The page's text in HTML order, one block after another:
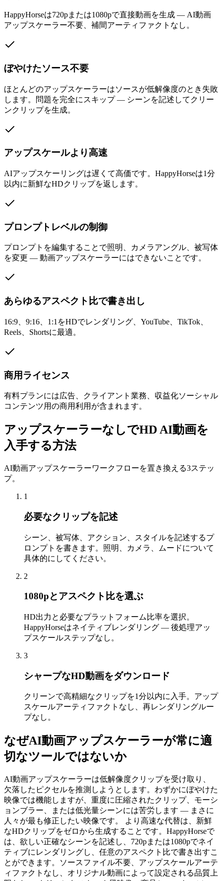
HappyHorseは720pまたは1080pで直接動画を生成 — AI動画
アップスケーラー不要、補間アーティファクトなし。
ぼやけたソース不要
ほとんどのアップスケーラーはソースが低解像度のとき失敗
します。問題を完全にスキップ — シーンを記述してクリー
ンクリップを生成。
アップスケールより高速
AIアップスケーリングは遅くて高価です。HappyHorseは1分
以内に新鮮なHDクリップを返します。
プロンプトレベルの制御
プロンプトを編集することで照明、カメラアングル、被写体
を変更 — 動画アップスケーラーにはできないことです。
あらゆるアスペクト比で書き出し
16:9、9:16、1:1をHDでレンダリング、YouTube、TikTok、
Reels、Shortsに最適。
商用ライセンス
有料プランには広告、クライアント業務、収益化ソーシャル
コンテンツ用の商用利用が含まれます。
アップスケーラーなしでHD AI動画を
入手する方法
AI動画アップスケーラーワークフローを置き換える3ステッ
プ。
1
必要なクリップを記述
シーン、被写体、アクション、スタイルを記述するプ
ロンプトを書きます。照明、カメラ、ムードについて
具体的にしてください。
2
1080pとアスペクト比を選ぶ
HD出力と必要なプラットフォーム比率を選択。
HappyHorseはネイティブレンダリング — 後処理アッ
プスケールステップなし。
3
シャープなHD動画をダウンロード
クリーンで高精細なクリップを1分以内に入手。アップ
スケールアーティファクトなし、再レンダリングルー
プなし。
なぜAI動画アップスケーラーが常に適
切なツールではないか
AI動画アップスケーラーは低解像度クリップを受け取り、
欠落したピクセルを推測しようとします。わずかにぼやけた
映像では機能しますが、重度に圧縮されたクリップ、モーシ
ョンブラー、または低光量シーンには苦労します — まさに
人々が最も修正したい映像です。 より高速な代替は、新鮮
なHDクリップをゼロから生成することです。HappyHorseで
は、欲しい正確なシーンを記述し、720pまたは1080pでネイ
ティブにレンダリングし、任意のアスペクト比で書き出すこ
とができます。ソースファイル不要、アップスケールアーテ
ィファクトなし、オリジナル動画によって設定される品質上